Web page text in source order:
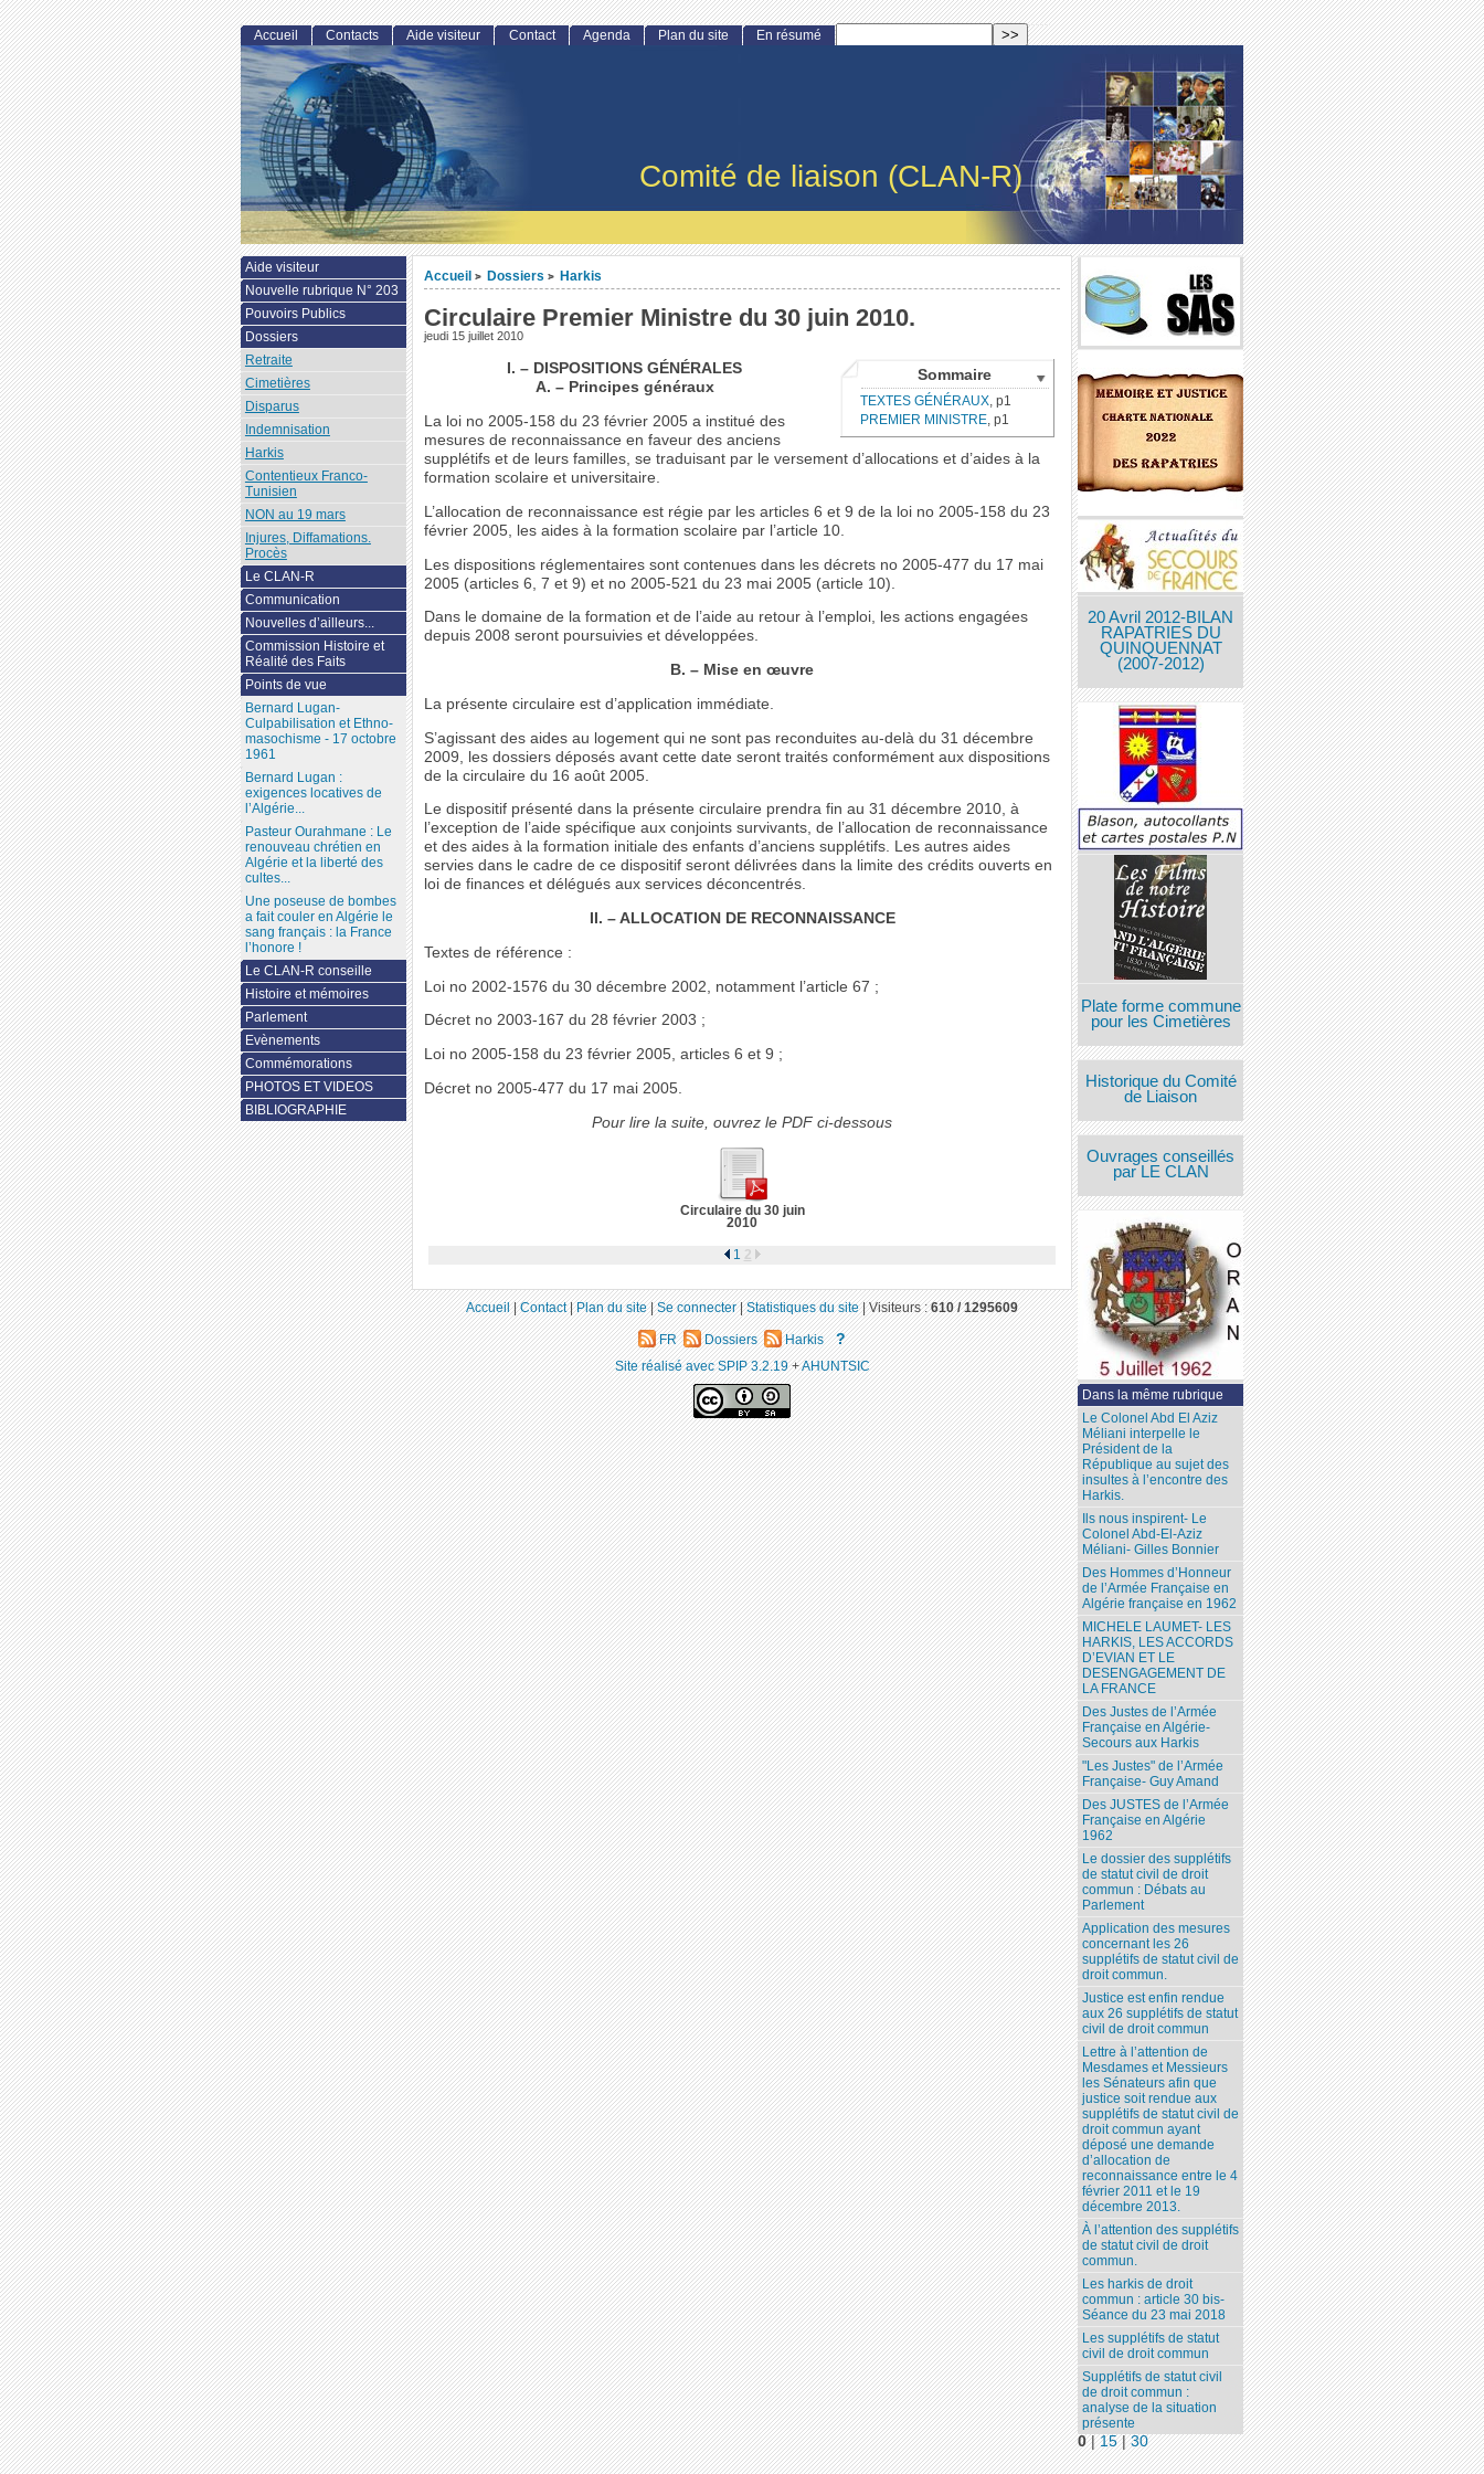
Comité de liaison (CLAN-R)
Accueil > Dossiers > Harkis
Circulaire Premier Ministre du 30 juin 2010.
jeudi 15 juillet 2010
Sommaire
TEXTES GÉNÉRAUX, p1
PREMIER MINISTRE, p1
I. – DISPOSITIONS GÉNÉRALES
A. – Principes généraux
La loi no 2005-158 du 23 février 2005 a institué des
mesures de reconnaissance en faveur des anciens
supplétifs et de leurs familles, se traduisant par le versement d’allocations et d’aides à la
formation scolaire et universitaire.
L’allocation de reconnaissance est régie par les articles 6 et 9 de la loi no 2005-158 du 23
février 2005, les aides à la formation scolaire par l’article 10.
Les dispositions réglementaires sont contenues dans les décrets no 2005-477 du 17 mai
2005 (articles 6, 7 et 9) et no 2005-521 du 23 mai 2005 (article 10).
Dans le domaine de la formation et de l’aide au retour à l’emploi, les actions engagées
depuis 2008 seront poursuivies et développées.
B. – Mise en œuvre
La présente circulaire est d’application immédiate.
S’agissant des aides au logement qui ne sont pas reconduites au-delà du 31 décembre
2009, les dossiers déposés avant cette date seront traités conformément aux dispositions
de la circulaire du 16 août 2005.
Le dispositif présenté dans la présente circulaire prendra fin au 31 décembre 2010, à
l’exception de l’aide spécifique aux conjoints survivants, de l’allocation de reconnaissance
et des aides à la formation initiale des enfants d’anciens supplétifs. Les autres aides
servies dans le cadre de ce dispositif seront délivrées dans la limite des crédits ouverts en
loi de finances et délégués aux services déconcentrés.
II. – ALLOCATION DE RECONNAISSANCE
Textes de référence :
Loi no 2002-1576 du 30 décembre 2002, notamment l’article 67 ;
Décret no 2003-167 du 28 février 2003 ;
Loi no 2005-158 du 23 février 2005, articles 6 et 9 ;
Décret no 2005-477 du 17 mai 2005.
Pour lire la suite, ouvrez le PDF ci-dessous
Circulaire du 30 juin
2010
1 2
20 Avril 2012-BILAN
RAPATRIES DU
QUINQUENNAT
(2007-2012)
Plate forme commune
pour les Cimetières
Historique du Comité
de Liaison
Ouvrages conseillés
par LE CLAN
Dans la même rubrique
Le Colonel Abd El Aziz
Méliani interpelle le
Président de la
République au sujet des
insultes à l’encontre des
Harkis.
Ils nous inspirent- Le
Colonel Abd-El-Aziz
Méliani- Gilles Bonnier
Des Hommes d’Honneur
de l’Armée Française en
Algérie française en 1962
MICHELE LAUMET- LES
HARKIS, LES ACCORDS
D’EVIAN ET LE
DESENGAGEMENT DE
LA FRANCE
Des Justes de l’Armée
Française en Algérie-
Secours aux Harkis
"Les Justes" de l’Armée
Française- Guy Amand
Des JUSTES de l’Armée
Française en Algérie
1962
Le dossier des supplétifs
de statut civil de droit
commun : Débats au
Parlement
Application des mesures
concernant les 26
supplétifs de statut civil de
droit commun.
Justice est enfin rendue
aux 26 supplétifs de statut
civil de droit commun
Lettre à l’attention de
Mesdames et Messieurs
les Sénateurs afin que
justice soit rendue aux
supplétifs de statut civil de
droit commun ayant
déposé une demande
d’allocation de
reconnaissance entre le 4
février 2011 et le 19
décembre 2013.
À l’attention des supplétifs
de statut civil de droit
commun.
Les harkis de droit
commun : article 30 bis-
Séance du 23 mai 2018
Les supplétifs de statut
civil de droit commun
Supplétifs de statut civil
de droit commun :
analyse de la situation
présente
0|15|30
Accueil Contacts Aide visiteur Contact Agenda Plan du site En résumé
Aide visiteur
Nouvelle rubrique N° 203
Pouvoirs Publics
Dossiers
Retraite
Cimetières
Disparus
Indemnisation
Harkis
Contentieux Franco-
Tunisien
NON au 19 mars
Injures, Diffamations.
Procès
Le CLAN-R
Communication
Nouvelles d’ailleurs...
Commission Histoire et
Réalité des Faits
Points de vue
Bernard Lugan-
Culpabilisation et Ethno-
masochisme - 17 octobre
1961
Bernard Lugan :
exigences locatives de
l’Algérie...
Pasteur Ourahmane : Le
renouveau chrétien en
Algérie et la liberté des
cultes...
Une poseuse de bombes
a fait couler en Algérie le
sang français : la France
l’honore !
Le CLAN-R conseille
Histoire et mémoires
Parlement
Evènements
Commémorations
PHOTOS ET VIDEOS
BIBLIOGRAPHIE
Accueil|Contact|Plan du site|Se connecter|Statistiques du site|Visiteurs :610 / 1295609
FR Dossiers Harkis ?
Site réalisé avec SPIP 3.2.19+AHUNTSIC